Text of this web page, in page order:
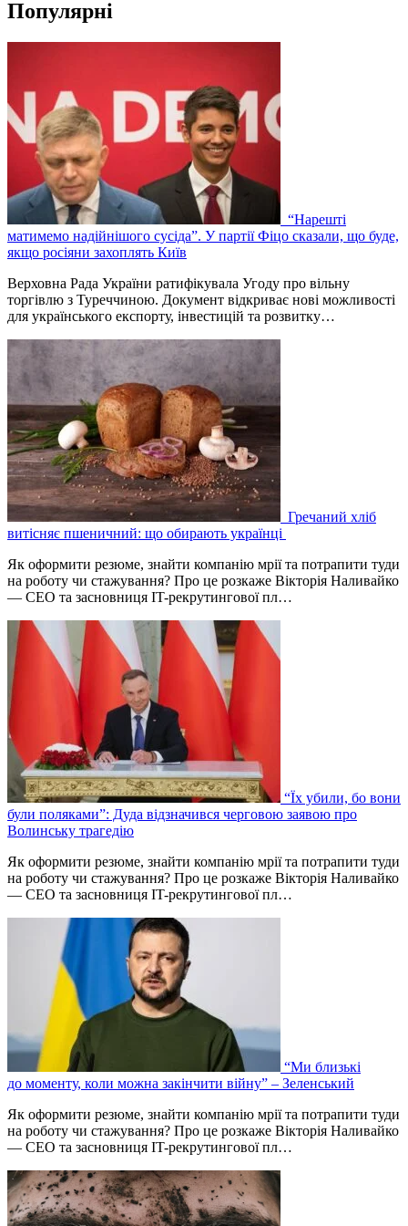
Популярні
“Нарешті
матимемо надійнішого сусіда”. У партії Фіцо сказали, що буде,
якщо росіяни захоплять Київ
Верховна Рада України ратифікувала Угоду про вільну
торгівлю з Туреччиною. Документ відкриває нові можливості
для українського експорту, інвестицій та розвитку…
Гречаний хліб
витісняє пшеничний: що обирають українці
Як оформити резюме, знайти компанію мрії та потрапити туди
на роботу чи стажування? Про це розкаже Вікторія Наливайко
— CEO та засновниця IT-рекрутингової пл…
“Їх убили, бо вони
були поляками”: Дуда відзначився черговою заявою про
Волинську трагедію
Як оформити резюме, знайти компанію мрії та потрапити туди
на роботу чи стажування? Про це розкаже Вікторія Наливайко
— CEO та засновниця IT-рекрутингової пл…
“Ми близькі
до моменту, коли можна закінчити війну” – Зеленський
Як оформити резюме, знайти компанію мрії та потрапити туди
на роботу чи стажування? Про це розкаже Вікторія Наливайко
— CEO та засновниця IT-рекрутингової пл…